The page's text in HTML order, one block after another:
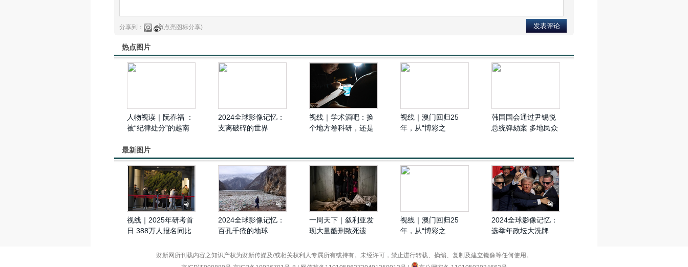
分享到： (点亮图标分享)
热点图片
人物视读｜阮春福 ：
被“纪律处分”的越南
腐舞弊案”请辞
2024全球影像记忆：
支离破碎的世界
视线｜学术酒吧：换
个地方卷科研，还是
视线｜澳门回归25
年，从“博彩之
韩国国会通过尹锡悦
总统弹劾案 多地民众
最新图片
视线｜2025年研考首
日 388万人报名同比
2024全球影像记忆：
百孔千疮的地球
一周天下｜叙利亚发
现大量酷刑致死遗
令被炸身亡
视线｜澳门回归25
年，从“博彩之
2024全球影像记忆：
选举年政坛大洗牌
财新网所刊载内容之知识产权为财新传媒及/或相关权利人专属所有或持有。未经许可，禁止进行转载、摘编、复制及建立镜像等任何使用。